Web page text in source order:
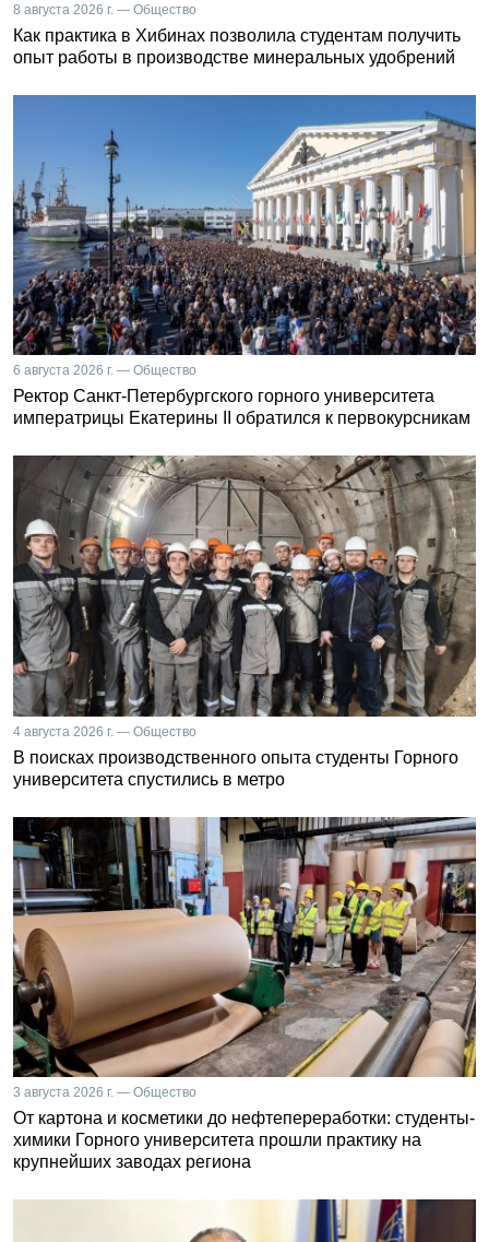
8 августа 2026 г. — Общество
Как практика в Хибинах позволила студентам получить
опыт работы в производстве минеральных удобрений
6 августа 2026 г. — Общество
Ректор Санкт-Петербургского горного университета
императрицы Екатерины II обратился к первокурсникам
4 августа 2026 г. — Общество
В поисках производственного опыта студенты Горного
университета спустились в метро
3 августа 2026 г. — Общество
От картона и косметики до нефтепереработки: студенты-
химики Горного университета прошли практику на
крупнейших заводах региона